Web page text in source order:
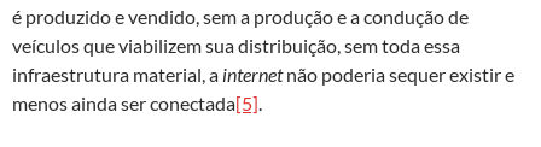
é produzido e vendido, sem a produção e a condução de
veículos que viabilizem sua distribuição, sem toda essa
infraestrutura material, a internetnão poderia sequer existir e
menos ainda ser conectada[5].